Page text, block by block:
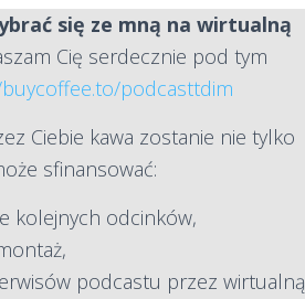
się ze mną na wirtualną
Cię serdecznie pod tym
podcasttdim
Ciebie kawa zostanie nie tylko
sfinansować:
kolejnych odcinków,
podcastu przez wirtualną